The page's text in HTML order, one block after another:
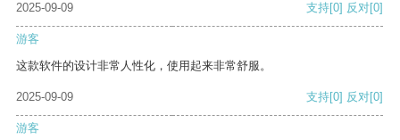
2025-09-09
支持[0] 反对[0]
游客
这款软件的设计非常人性化，使用起来非常舒服。
2025-09-09 支持[0] 反对[0]
游客